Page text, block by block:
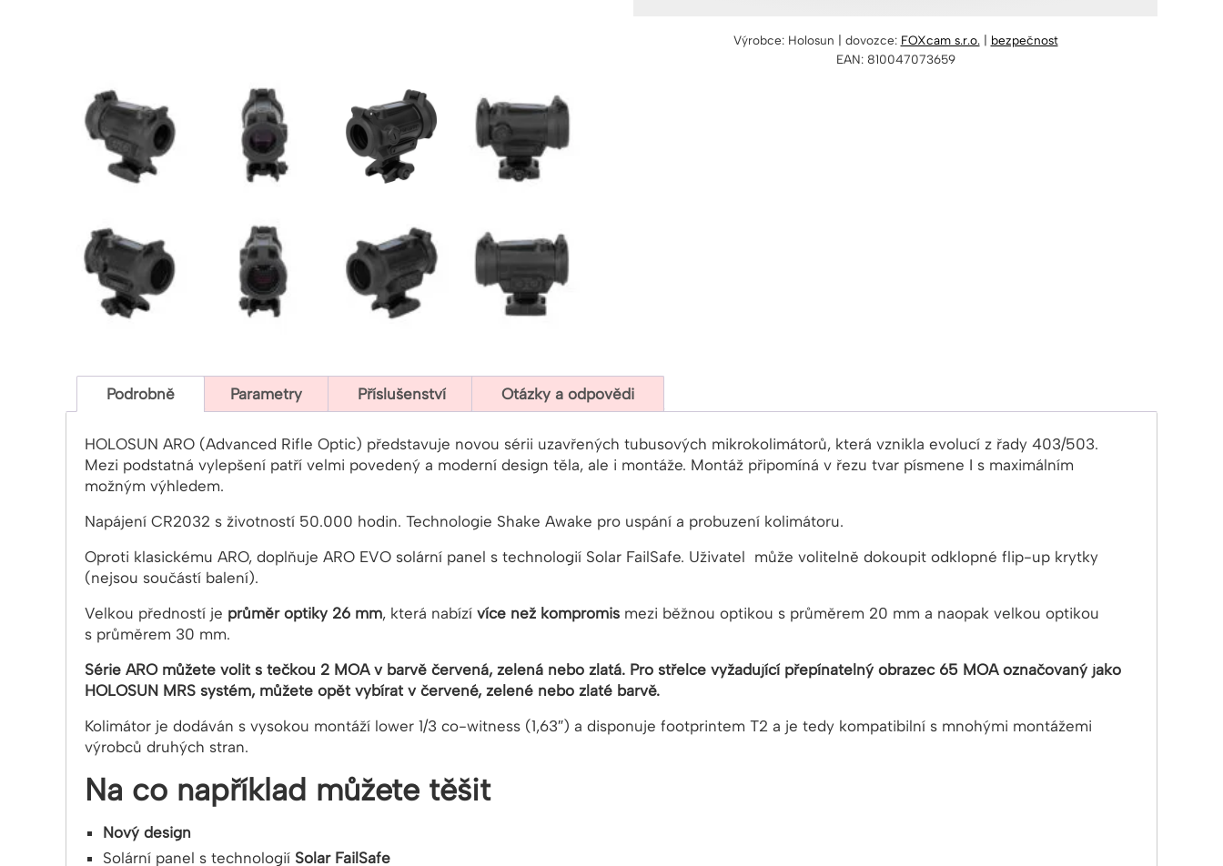
Výrobce: Holosun | dovozce: FOXcam s.r.o.
bezpečnost
EAN: 810047073659
Podrobně Parametry Příslušenství Otázky a odpovědi
HOLOSUN ARO (Advanced Rifle Optic) představuje novou sérii uzavřených tubusových mikrokolimátorů, která vznikla evolucí z řady 403/503.
Mezi podstatná vylepšení patří velmi povedený a moderní design těla, ale i montáže. Montáž připomíná v řezu tvar písmene I s maximálním
možným výhledem.
Napájení CR2032 s životností 50.000 hodin. Technologie Shake Awake pro uspání a probuzení kolimátoru.
Oproti klasickému ARO, doplňuje ARO EVO solární panel s technologií Solar FailSafe. Uživatel může volitelně dokoupit odklopné flip-up krytky
(nejsou součástí balení).
Velkou předností je průměr optiky 26 mm, která nabízí více než kompromis mezi běžnou optikou s průměrem 20 mm a naopak velkou optikou
s průměrem 30 mm.
Série ARO můžete volit s tečkou 2 MOA v barvě červená, zelená nebo zlatá. Pro střelce vyžadující přepínatelný obrazec 65 MOA označovaný jako
HOLOSUN MRS systém, můžete opět vybírat v červené, zelené nebo zlaté barvě.
Kolimátor je dodáván s vysokou montáží lower 1/3 co-witness (1,63″) a disponuje footprintem T2 a je tedy kompatibilní s mnohými montážemi
výrobců druhých stran.
Na co například můžete těšit
Nový design
Solární panel s technologií Solar FailSafe